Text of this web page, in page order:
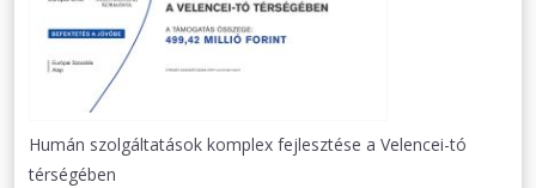
Humán szolgáltatások komplex fejlesztése a Velencei-tó
térségében